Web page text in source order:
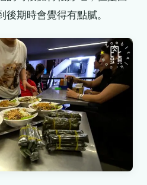
期時會覺得有點膩。